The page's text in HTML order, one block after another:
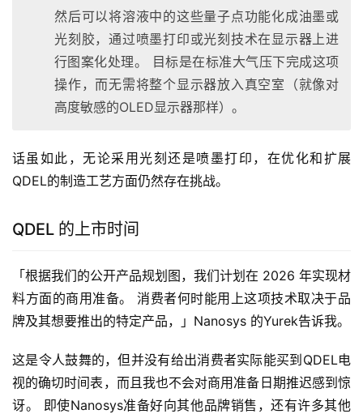
然后可以将溶液中的这些量子点功能化成油墨或
光刻胶，通过喷墨打印或光刻技术在显示器上进
行图案化处理。 目标是在标准大气压下完成这项
操作，而无需将整个显示器放入真空室（就像对
高度敏感的OLED显示器那样）。
话虽如此，无论采用光刻还是喷墨打印，在优化和扩展
QDEL的制造工艺方面仍然存在挑战。
QDEL 的上市时间
「根据我们的公开产品规划图，我们计划在 2026 年实现材
料方面的商用准备。 消费者何时能用上这项技术取决于品
牌及其想要推出的特定产品，」Nanosys 的Yurek告诉我。
这是令人鼓舞的，但并没有给出消费者实际能买到QDEL电
视的确切时间表，而且我也不会对商用准备日期推迟感到惊
讶。 即使Nanosys准备好向其他品牌销售，还有许多其他